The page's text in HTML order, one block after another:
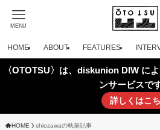
MENU
HOME ABOUT FEATURES
〈OTOTSU〉は、diskunion DIW に
ンサービスです
詳しくはこ
HOME shiozawaの執筆記事